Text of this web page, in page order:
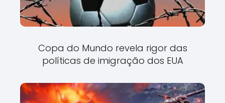
Copa do Mundo revela rigor das
políticas de imigração dos EUA